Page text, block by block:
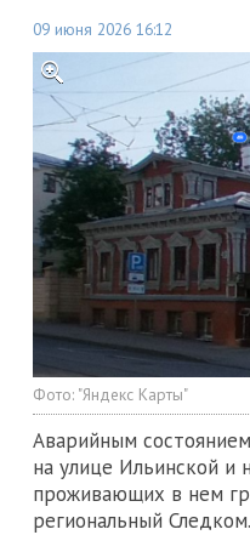
09 июня 2026 16:12
Фото: "Яндекс Карты"
Аварийным
на улице Ильинской и
проживающих в нем
региональный Следком.